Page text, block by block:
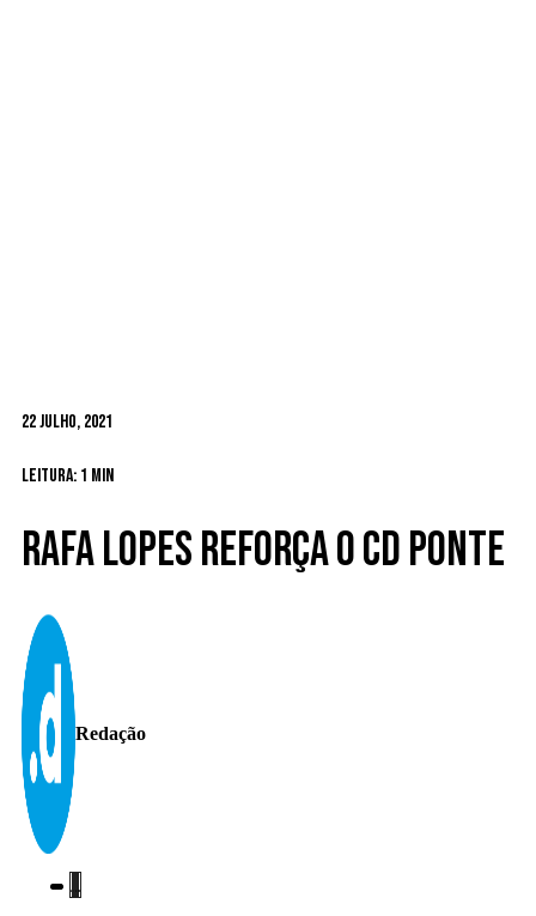
22 Julho, 2021
Leitura: 1 min
Rafa Lopes reforça o CD Ponte
Redação